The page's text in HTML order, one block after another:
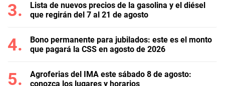
Lista de nuevos precios de la gasolina y el diésel
que regirán del 7 al 21 de agosto
Bono permanente para jubilados: este es el monto
que pagará la CSS en agosto de 2026
Agroferias del IMA este sábado 8 de agosto:
conozca los lugares y horarios